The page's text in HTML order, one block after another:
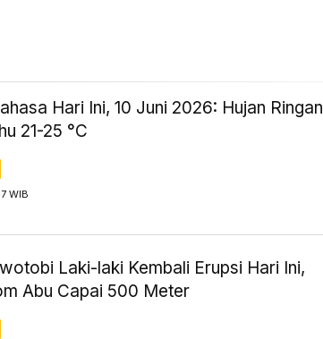
Hari Ini, 10 Juni 2026: Hujan Ringan
21-25 °C
WIB
Laki-laki Kembali Erupsi Hari Ini,
Abu Capai 500 Meter